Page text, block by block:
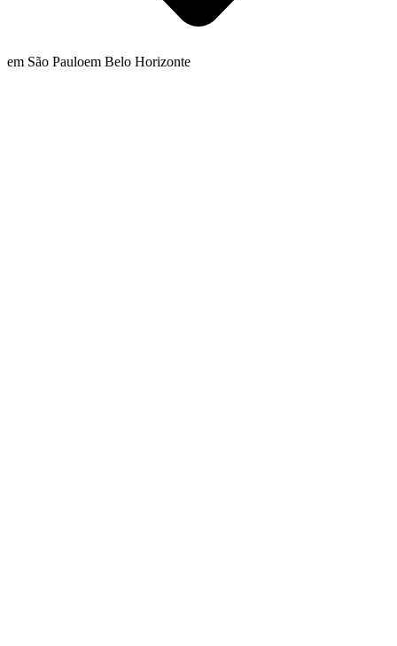
em São Pauloem Belo Horizonte